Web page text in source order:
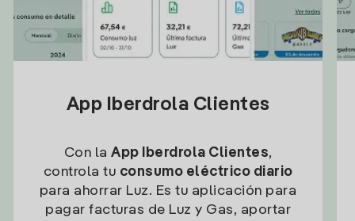
App Iberdrola Clientes
Con la App Iberdrola Clientes,
controla tu consumo eléctrico diario
para ahorrar Luz. Es tu aplicación para
pagar facturas de Luz y Gas, aportar